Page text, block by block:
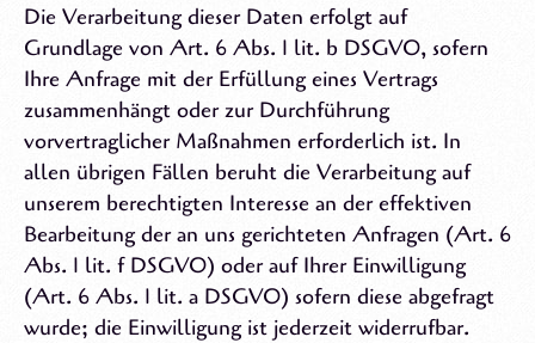
Die Verarbeitung dieser Daten erfolgt auf
Grundlage von Art. 6 Abs. 1 lit. b DSGVO, sofern
Ihre Anfrage mit der Erfüllung eines Vertrags
zusammenhängt oder zur Durchführung
vorvertraglicher Maßnahmen erforderlich ist. In
allen übrigen Fällen beruht die Verarbeitung auf
unserem berechtigten Interesse an der effektiven
Bearbeitung der an uns gerichteten Anfragen (Art. 6
Abs. 1 lit. f DSGVO) oder auf Ihrer Einwilligung
(Art. 6 Abs. 1 lit. a DSGVO) sofern diese abgefragt
wurde; die Einwilligung ist jederzeit widerrufbar.